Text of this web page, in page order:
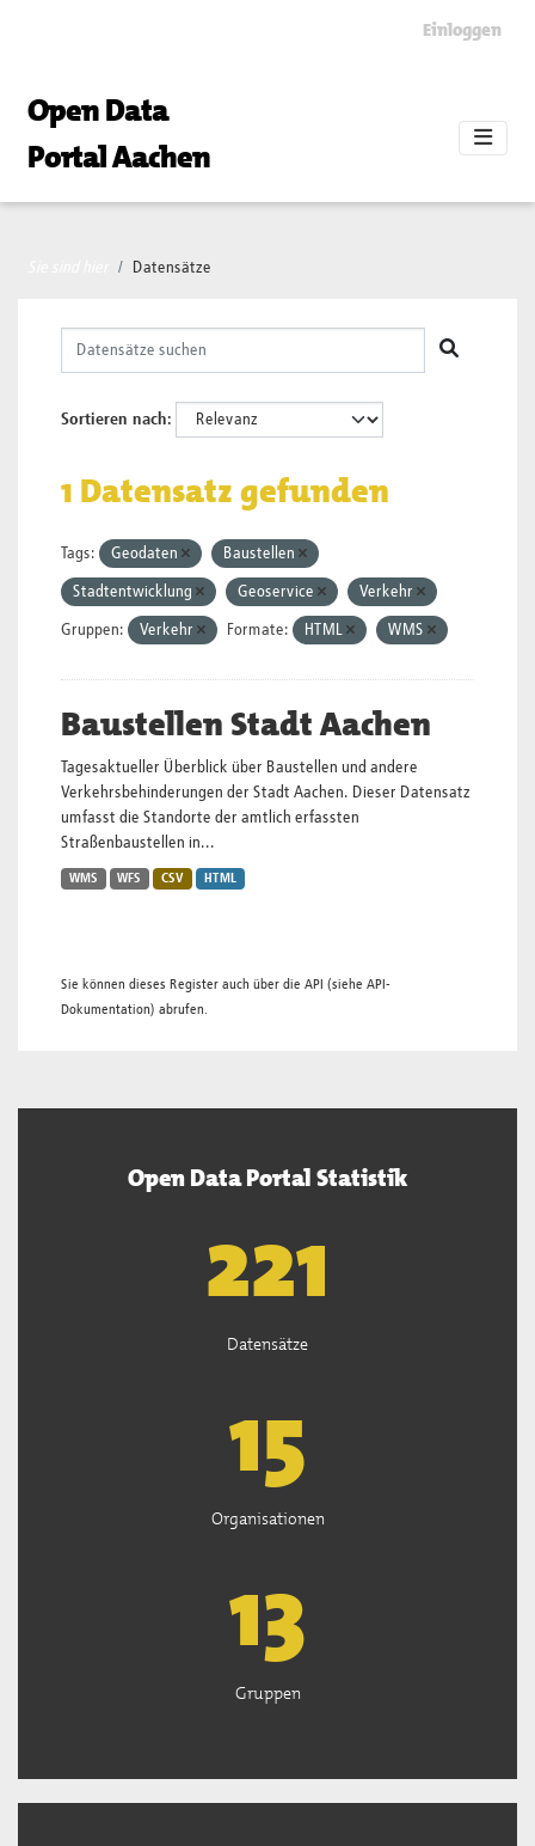
Einloggen
Open Data
Portal Aachen
Datensätze
Sortieren nach
1 Datensatz gefunden
Tags: Geodaten Baustellen
Stadtentwicklung Geoservice Verkehr
Gruppen: Verkehr Formate: HTML WMS
Baustellen Stadt Aachen
Tagesaktueller Überblick über Baustellen und andere
Verkehrsbehinderungen der Stadt Aachen. Dieser Datensatz
umfasst die Standorte der amtlich erfassten
Straßenbaustellen in...
WMS WFS CSV HTML
Sie können dieses Register auch über die API (siehe API-
Dokumentation) abrufen.
Open Data Portal Statistik
222
Datensätze
15
Organisationen
13
Gruppen